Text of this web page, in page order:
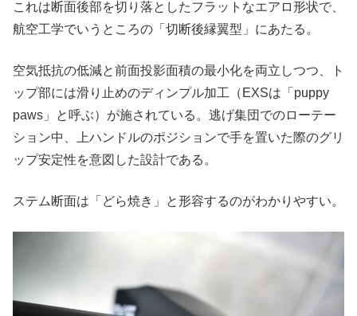
これは断面後部を切り落としたフラットなエアロ形状で、
航空工学でいうところの「切断後縁翼型」にあたる。
空気抵抗の低減と前面投影面積の最小化を両立しつつ、ト
ップ部には滑り止めのディンプル加工（EXSは「puppy
paws」と呼ぶ）が施されている。逃げ集団でのローテー
ション中、上ハンドルのポジションで手を置いた際のグリ
ップ安定性を意図した設計である。
ステム断面は「どら焼き」と形容するのがわかりやすい。